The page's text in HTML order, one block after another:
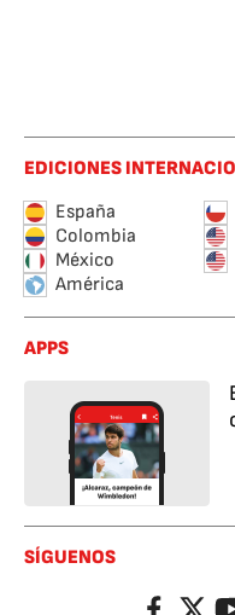
EDICIONES
España
Colombia
México
América
APPS
SÍGUENOS
FacebookTwitter